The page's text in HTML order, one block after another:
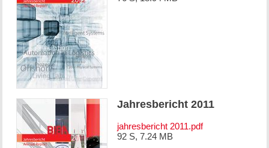
Jahresbericht 2011
jahresbericht 2011.pdf
92 S, 7.24 MB